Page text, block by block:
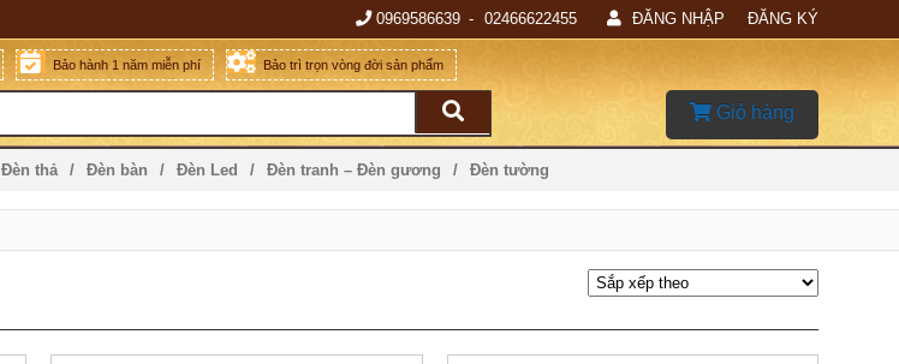
0969586639 02466622455 ĐĂNG NHẬP ĐĂNG KÝ
Bảo hành 1 năm miễn phí Bảo trì trọn vòng đời sản phẩm
Giỏ hàng
Đèn thả Đèn bàn Đèn Led Đèn tranh – Đèn gương Đèn tường